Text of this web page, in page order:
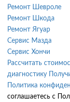
Ремонт Шевроле
Ремонт Шкода
Ремонт Ягуар
Сервис Мазда
Сервис Хончи
Рассчитать
диагностику
Политика
соглашаетесь с